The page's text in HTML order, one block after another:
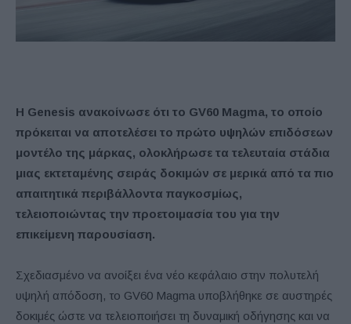
Η Genesis ανακοίνωσε ότι το GV60 Magma, το οποίο
πρόκειται να αποτελέσει το πρώτο υψηλών επιδόσεων
μοντέλο της μάρκας, ολοκλήρωσε τα τελευταία στάδια
μιας εκτεταμένης σειράς δοκιμών σε μερικά από τα πιο
απαιτητικά περιβάλλοντα παγκοσμίως,
τελειοποιώντας την προετοιμασία του για την
επικείμενη παρουσίαση.
Σχεδιασμένο να ανοίξει ένα νέο κεφάλαιο στην πολυτελή
υψηλή απόδοση, το GV60 Magma υποβλήθηκε σε αυστηρές
δοκιμές ώστε να τελειοποιήσει τη δυναμική οδήγησης και να